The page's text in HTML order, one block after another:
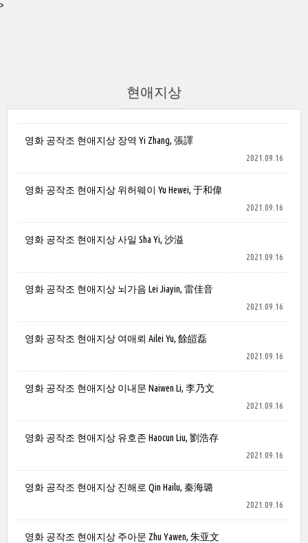
>
현애지상
영화 공작조 현애지상 장역 Yi Zhang, 張譯
2021.09.16
영화 공작조 현애지상 위허웨이 Yu Hewei, 于和偉
2021.09.16
영화 공작조 현애지상 사일 Sha Yi, 沙溢
2021.09.16
영화 공작조 현애지상 뇌가음 Lei Jiayin, 雷佳音
2021.09.16
영화 공작조 현애지상 여애뢰 Ailei Yu, 餘皚磊
2021.09.16
영화 공작조 현애지상 이내문 Naiwen Li, 李乃文
2021.09.16
영화 공작조 현애지상 유호존 Haocun Liu, 劉浩存
2021.09.16
영화 공작조 현애지상 진해로 Qin Hailu, 秦海璐
2021.09.16
영화 공작조 현애지상 주아문 Zhu Yawen, 朱亚文